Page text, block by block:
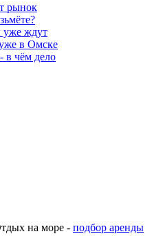
рынок
уже ждут
в Омске
в чём дело
на море - подбор аренды